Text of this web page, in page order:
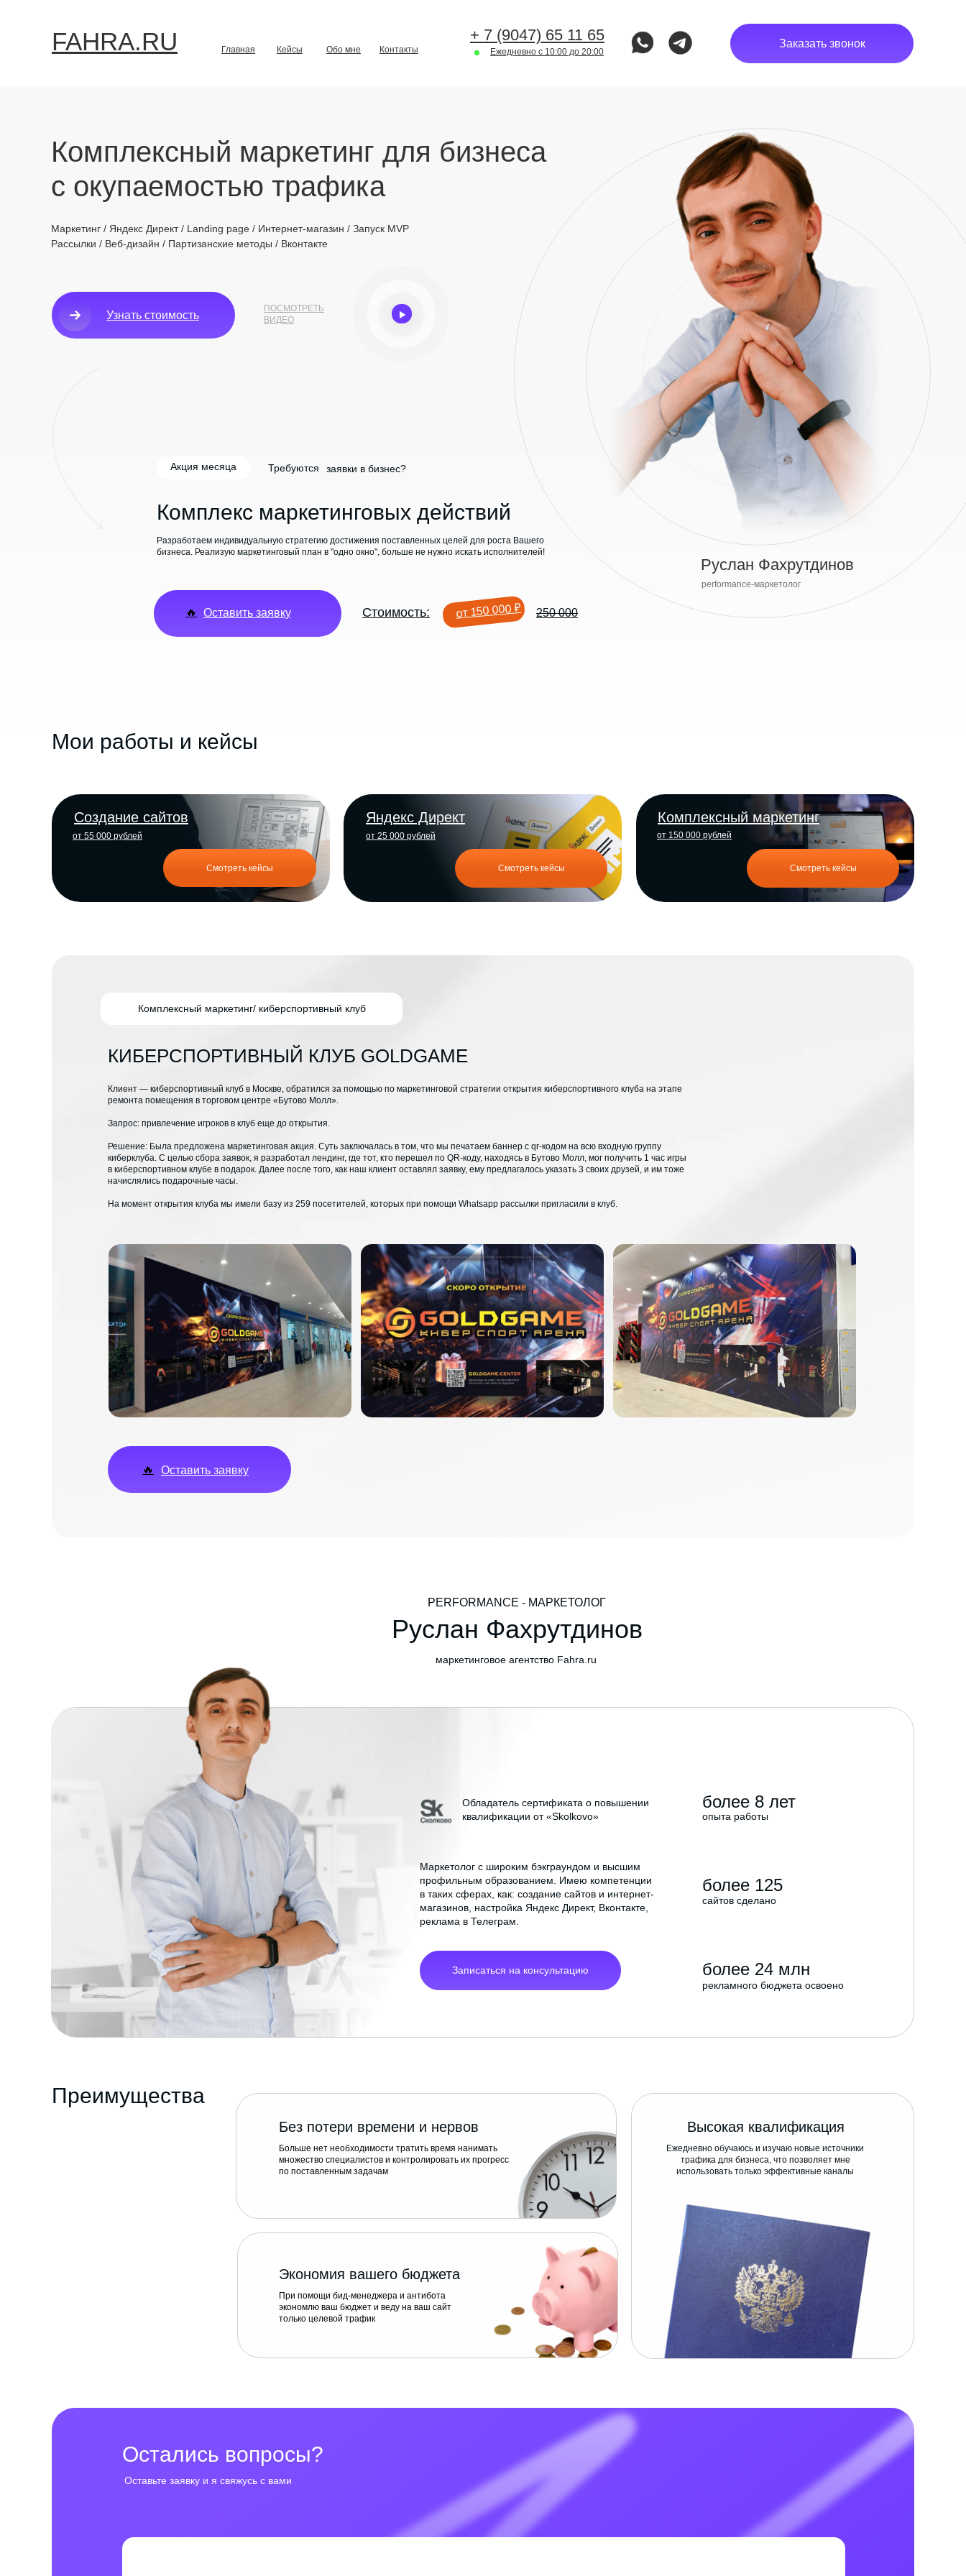
+ 7 (9047) 65 11 65
Ежедневно с 10:00 до 20:00
Главная Обо мне
Кейсы Контакты
FAHRA.RU Заказать звонок
Комплексный маркетинг для бизнеса
с окупаемостью трафика
Маркетинг / Яндекс Директ / Landing page / Интернет-магазин / Запуск MVP
Рассылки / Веб-дизайн / Партизанские методы / Вконтакте
ПОСМОТРЕТЬ
ВИДЕО
Руслан Фахрутдинов
performance-маркетолог
Узнать стоимость
🔥 Оставить заявку от 150 000 ₽ 250 000
Стоимость:
Разработаем индивидуальную стратегию достижения поставленных целей для роста Вашего
бизнеса. Реализую маркетинговый план в "одно окно", больше не нужно искать исполнителей!
Комплекс маркетинговых действий
Требуются заявки в бизнес?
Акция месяца
Мои работы и кейсы
Яндекс Директ
от 25 000 рублей
Смотреть кейсы
Создание сайтов
от 55 000 рублей
Смотреть кейсы
Комплексный маркетинг
от 150 000 рублей
Смотреть кейсы
КИБЕРСПОРТИВНЫЙ КЛУБ GOLDGAME
Клиент — киберспортивный клуб в Москве, обратился за помощью по маркетинговой стратегии открытия киберспортивного клуба на этапе
ремонта помещения в торговом центре «Бутово Молл».
Запрос: привлечение игроков в клуб еще до открытия.
Решение: Была предложена маркетинговая акция. Суть заключалась в том, что мы печатаем баннер с qr-кодом на всю входную группу
киберклуба. С целью сбора заявок, я разработал лендинг, где тот, кто перешел по QR-коду, находясь в Бутово Молл, мог получить 1 час игры
в киберспортивном клубе в подарок. Далее после того, как наш клиент оставлял заявку, ему предлагалось указать 3 своих друзей, и им тоже
начислялись подарочные часы.
На момент открытия клуба мы имели базу из 259 посетителей, которых при помощи Whatsapp рассылки пригласили в клуб.
Комплексный маркетинг/ киберспортивный клуб
🔥 Оставить заявку
Обладатель сертификата о повышении
квалификации от «Skolkovo»
более 24 млн
рекламного бюджета освоено
более 125
сайтов сделано
более 8 лет
опыта работы
Маркетолог с широким бэкграундом и высшим
профильным образованием. Имею компетенции
в таких сферах, как: создание сайтов и интернет-
магазинов, настройка Яндекс Директ, Вконтакте,
реклама в Телеграм.
Руслан Фахрутдинов
маркетинговое агентство Fahra.ru
PERFORMANCE - МАРКЕТОЛОГ
Записаться на консультацию
Без потери времени и нервов
Больше нет необходимости тратить время нанимать
множество специалистов и контролировать их прогресс
по поставленным задачам
Экономия вашего бюджета
При помощи бид-менеджера и антибота
экономлю ваш бюджет и веду на ваш сайт
только целевой трафик
Ежедневно обучаюсь и изучаю новые источники
трафика для бизнеса, что позволяет мне
использовать только эффективные каналы
Высокая квалификация
Преимущества
Оставьте заявку и я свяжусь с вами
Остались вопросы?